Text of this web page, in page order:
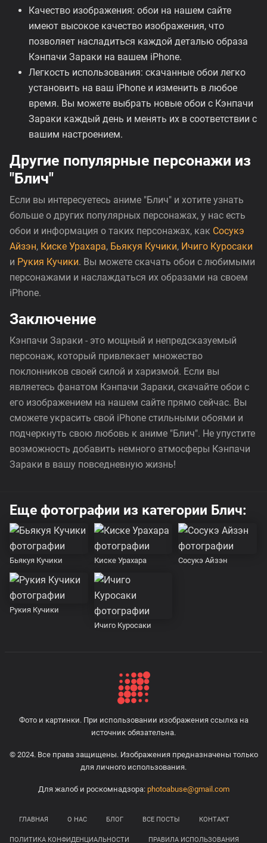
Качество изображения: обои на нашем сайте
имеют высокое качество изображения, что
позволяет насладиться каждой деталью образа
Кэнпачи Зараки на вашем iPhone.
Легкость использования: скачанные обои легко
установить на ваш iPhone и изменить в любое
время. Вы можете выбрать новые обои с Кэнпачи
Зараки каждый день и менять их в соответствии с
вашим настроением.
Другие популярные персонажи из
"Блич"
Если вы интересуетесь аниме "Блич" и хотите узнать
больше о других популярных персонажах, у нас есть
обои и информация о таких персонажах, как Сосукэ
Айзэн, Киске Урахара, Бьякуя Кучики, Ичиго Куросаки
и Рукия Кучики. Вы можете скачать обои с любимыми
персонажами и наслаждаться их образами на своем
iPhone.
Заключение
Кэнпачи Зараки - это мощный и непредсказуемый
персонаж, который привлекает множество
поклонников своей силой и харизмой. Если вы
являетесь фанатом Кэнпачи Зараки, скачайте обои с
его изображением на нашем сайте прямо сейчас. Вы
сможете украсить свой iPhone стильными обоями и
подчеркнуть свою любовь к аниме "Блич". Не упустите
возможность добавить немного атмосферы Кэнпачи
Зараки в вашу повседневную жизнь!
Еще фотографии из категории Блич:
Бьякуя Кучики Киске Урахара Сосукэ Айзэн
Рукия Кучики
Ичиго Куросаки
Фото и картинки. При использовании изображения ссылка на
источник обязательна.
© 2024. Все права защищены. Изображения предназначены только
для личного использования.
Для жалоб и роскомнадзора: photoabuse@gmail.com
ГЛАВНАЯ О НАС БЛОГ ВСЕ ПОСТЫ КОНТАКТ
ПОЛИТИКА КОНФИДЕНЦИАЛЬНОСТИ ПРАВИЛА ИСПОЛЬЗОВАНИЯ